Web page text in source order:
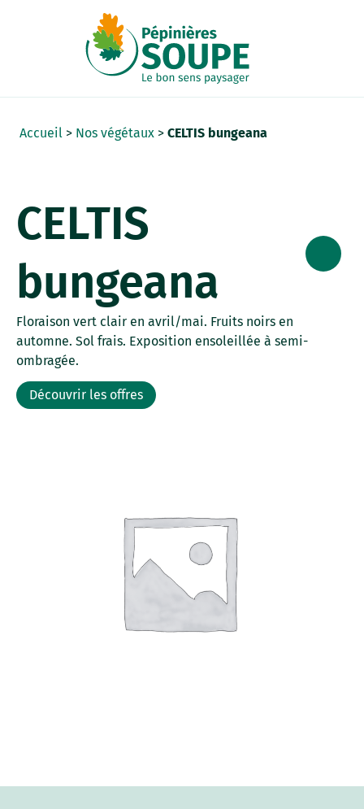
Accueil > Nos végétaux >CELTIS bungeana
CELTIS
bungeana
Floraison vert clair en avril/mai. Fruits noirs en
automne. Sol frais. Exposition ensoleillée à semi-
ombragée.
Découvrir les offres